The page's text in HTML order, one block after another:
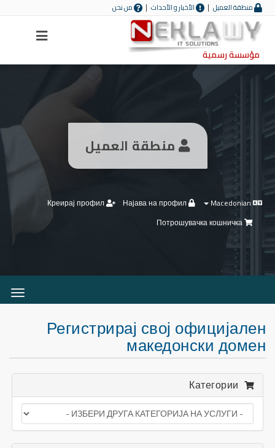
منطقة العميل الأخبار و الأحداث من نحن
مؤسسة رسمية
منطقة العميل
Потрошувачка кошничка
ја
Регистрирај свој официјален
македонски домен